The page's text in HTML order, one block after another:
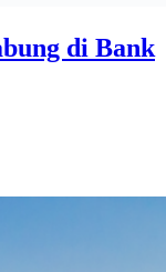
di Bank